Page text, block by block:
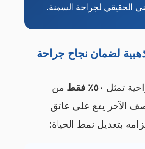
الحقيقي لجراحة السمنة.
ذهبية لضمان نجاح جراحة
تمثل ٥٠٪ فقط
من
الآخر يقع على عاتق
بتعديل نمط الحياة: